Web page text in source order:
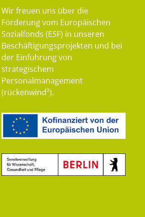
Wir freuen uns über die
Förderung vom Europäischen
Sozialfonds (ESF) in unseren
Beschäftigungsprojekten und bei
der Einführung von
strategischem
Personalmanagement
(rückenwind³).